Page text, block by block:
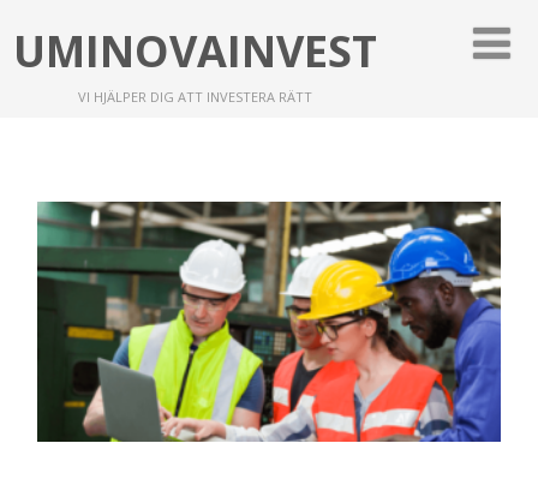
UMINOVAINVEST
VI HJÄLPER DIG ATT INVESTERA RÄTT